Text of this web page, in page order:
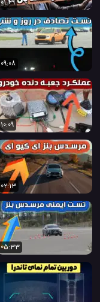
01:49
09:08
10:09
02:13
05:33